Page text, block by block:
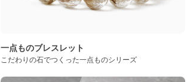
一点ものブレスレット
こだわりの石でつくった一点ものシリーズ